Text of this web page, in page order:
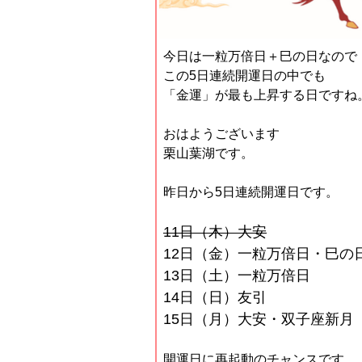
今日は一粒万倍日＋巳の日なので
この5日連続開運日の中でも
「金運」が最も上昇する日ですね
おはようございます
栗山葉湖です。
昨日から5日連続開運日です。
11日（木）大安
12日（金）一粒万倍日・巳の
13日（土）一粒万倍日
14日（日）友引
15日（月）大安・双子座新月
開運日に再起動のチャンスです。